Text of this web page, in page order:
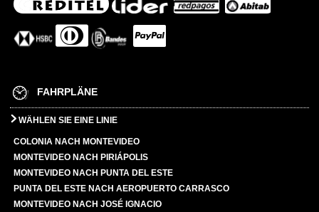
FAHRPLÄNE
WÄHLEN SIE EINE LINIE
COLONIA NACH MONTEVIDEO
MONTEVIDEO NACH PIRIÁPOLIS
MONTEVIDEO NACH PUNTA DEL ESTE
PUNTA DEL ESTE NACH AEROPUERTO CARRASCO
MONTEVIDEO NACH JOSÉ IGNACIO